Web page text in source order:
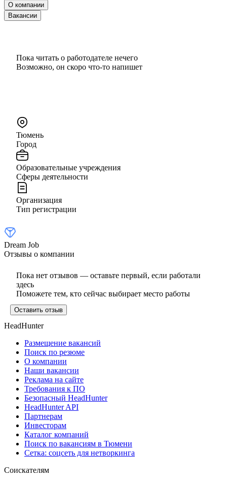
О компании
Вакансии
Пока читать о работодателе нечего
Возможно, он скоро что‑то напишет
Тюмень
Город
Образовательные учреждения
Сферы деятельности
Организация
Тип регистрации
Dream Job
Отзывы о компании
Пока нет отзывов — оставьте первый, если работали
здесь
Поможете тем, кто сейчас выбирает место работы
Оставить отзыв
HeadHunter
Размещение вакансий
Поиск по резюме
О компании
Наши вакансии
Реклама на сайте
Требования к ПО
Безопасный HeadHunter
HeadHunter API
Партнерам
Инвесторам
Каталог компаний
Поиск по вакансиям в Тюмени
Сетка: соцсеть для нетворкинга
Соискателям